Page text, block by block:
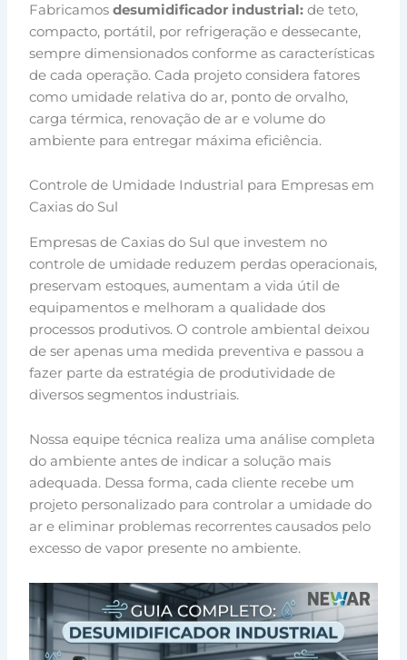
Fabricamosdesumidificador industrial:de teto,
compacto, portátil, por refrigeração e dessecante,
sempre dimensionados conforme as características
de cada operação. Cada projeto considera fatores
como umidade relativa do ar, ponto de orvalho,
carga térmica, renovação de ar e volume do
ambiente para entregar máxima eficiência.
Controle de Umidade Industrial para Empresas em
Caxias do Sul
Empresas de Caxias do Sul que investem no
controle de umidade reduzem perdas operacionais,
preservam estoques, aumentam a vida útil de
equipamentos e melhoram a qualidade dos
processos produtivos. O controle ambiental deixou
de ser apenas uma medida preventiva e passou a
fazer parte da estratégia de produtividade de
diversos segmentos industriais.
Nossa equipe técnica realiza uma análise completa
do ambiente antes de indicar a solução mais
adequada. Dessa forma, cada cliente recebe um
projeto personalizado para controlar a umidade do
ar e eliminar problemas recorrentes causados pelo
excesso de vapor presente no ambiente.